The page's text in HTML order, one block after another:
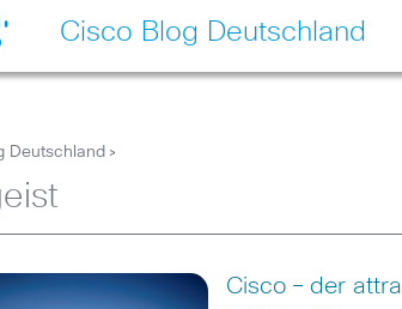
Cisco Blog Deutschland
Deutschland >
Cisco – der